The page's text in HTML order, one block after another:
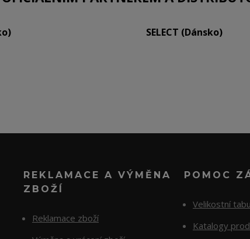
SELECT (Dánsko)
REKLAMACE A VÝMĚNA
ZBOŽÍ
Reklamace zboží
POMOC
Velikostní
Katalogy